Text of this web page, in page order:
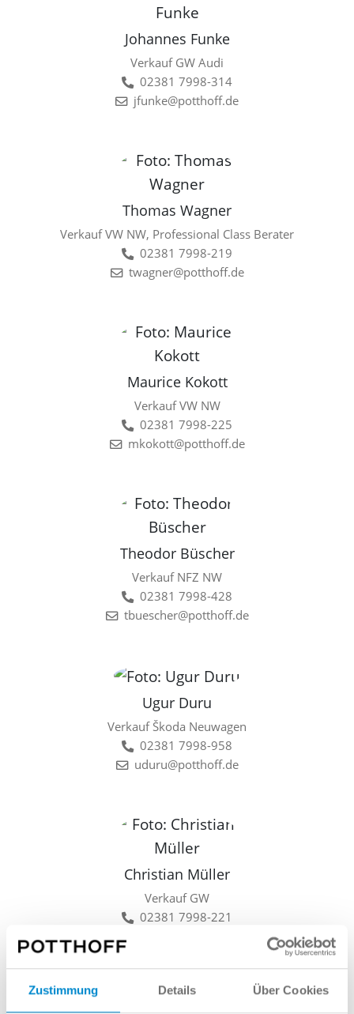
Zustimmung Details Über Cookies
Johannes Funke
Verkauf GW Audi
02381 7998-314
jfunke@potthoff.de
Thomas Wagner
Verkauf VW NW, Professional Class Berater
02381 7998-219
twagner@potthoff.de
Maurice Kokott
Verkauf VW NW
02381 7998-225
mkokott@potthoff.de
Theodor Büscher
Verkauf NFZ NW
02381 7998-428
tbuescher@potthoff.de
Ugur Duru
Verkauf Škoda Neuwagen
02381 7998-958
uduru@potthoff.de
Christian Müller
Verkauf GW
02381 7998-221